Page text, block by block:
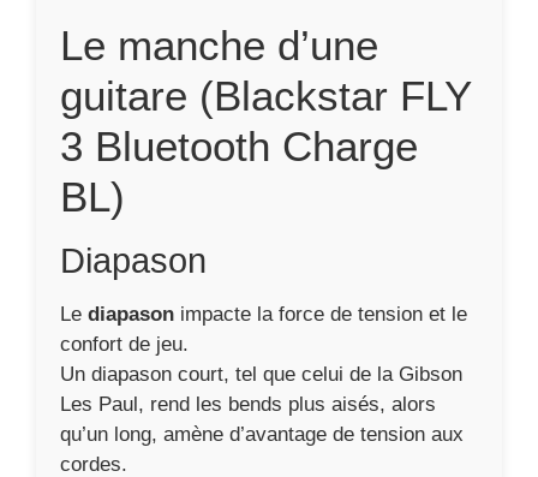
Le manche d’une
guitare (Blackstar FLY
3 Bluetooth Charge
BL)
Diapason
Le diapason impacte la force de tension et le
confort de jeu.
Un diapason court, tel que celui de la Gibson
Les Paul, rend les bends plus aisés, alors
qu’un long, amène d’avantage de tension aux
cordes.